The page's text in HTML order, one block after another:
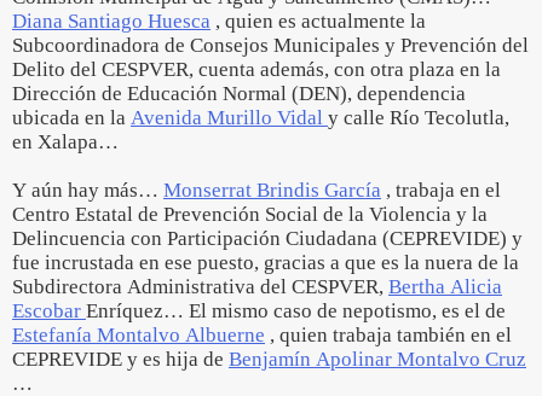
Diana Santiago Huesca , quien es actualmente la
Subcoordinadora de Consejos Municipales y Prevención del
Delito del CESPVER, cuenta además, con otra plaza en la
Dirección de Educación Normal (DEN), dependencia
ubicada en la Avenida Murillo Vidal y calle Río Tecolutla,
en Xalapa…
Y aún hay más… Monserrat Brindis García , trabaja en el
Centro Estatal de Prevención Social de la Violencia y la
Delincuencia con Participación Ciudadana (CEPREVIDE) y
fue incrustada en ese puesto, gracias a que es la nuera de la
Subdirectora Administrativa del CESPVER, Bertha Alicia
Escobar Enríquez… El mismo caso de nepotismo, es el de
Estefanía Montalvo Albuerne , quien trabaja también en el
CEPREVIDE y es hija de Benjamín Apolinar Montalvo Cruz
…